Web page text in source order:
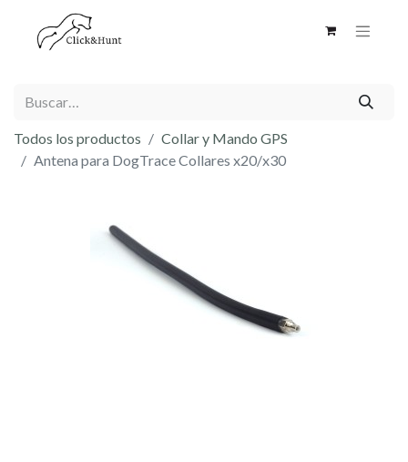
Todos los productos
Collar y Mando GPS
Antena para DogTrace Collares x20/x30